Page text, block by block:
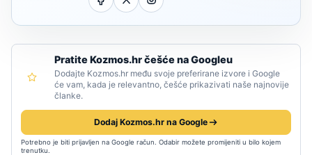
Pratite Kozmos.hr češće na Googleu
Dodajte Kozmos.hr među svoje preferirane izvore i Google
će vam, kada je relevantno, češće prikazivati naše najnovije
članke.
Dodaj Kozmos.hr na Google
Potrebno je biti prijavljen na Google račun. Odabir možete promijeniti u bilo kojem
trenutku.